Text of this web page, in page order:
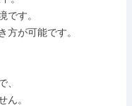
です。
方が可能です。
、
ん。